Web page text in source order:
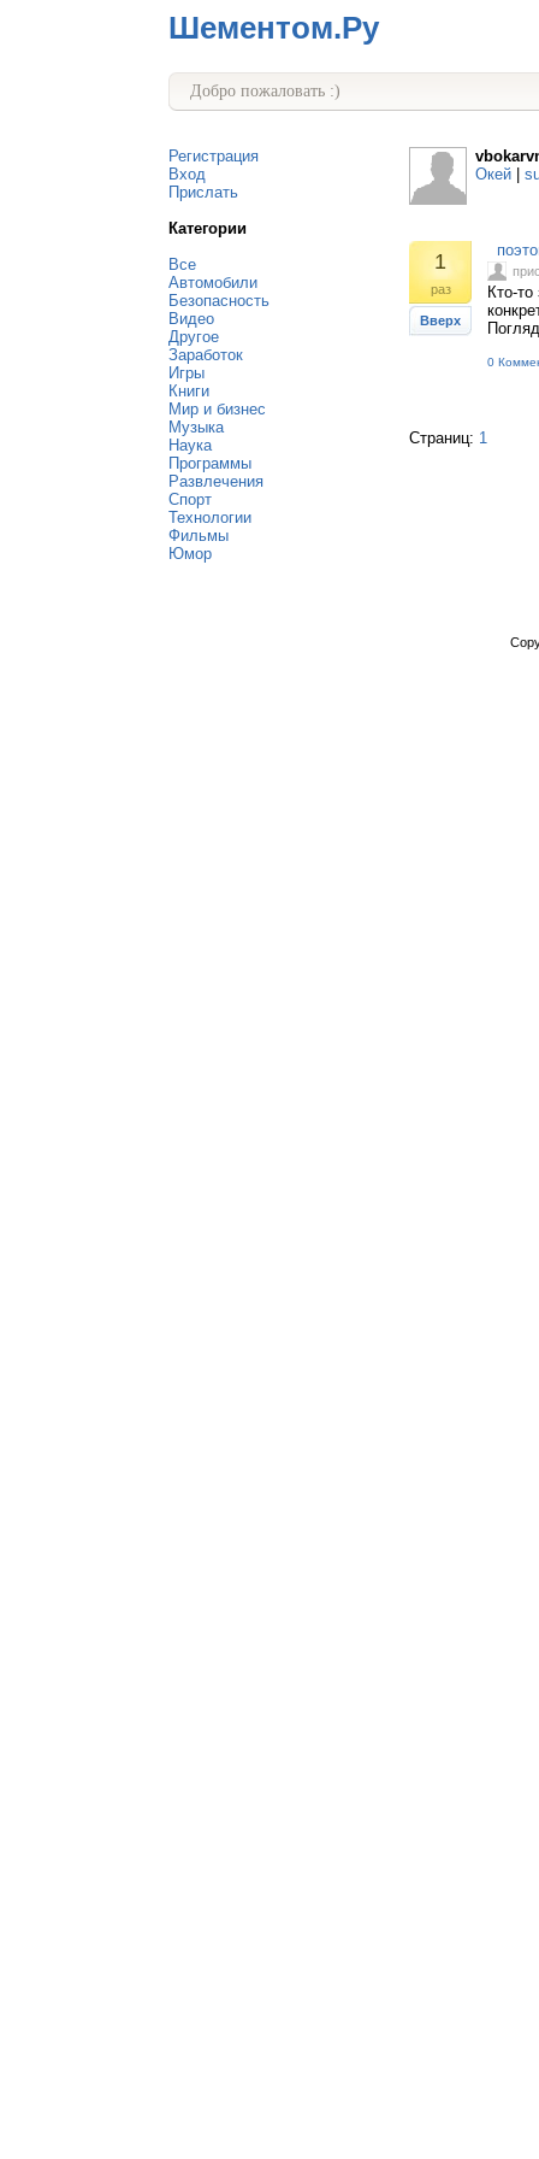
Шементом.Ру
Добро пожаловать :)
Регистрация
Вход
Прислать
Категории
Все
Автомобили
Безопасность
Видео
Другое
Заработок
Игры
Книги
Мир и бизнес
Музыка
Наука
Программы
Развлечения
Спорт
Технологии
Фильмы
Юмор
Окей
1
раз
Вверх
Кто-
0
Страниц: 1